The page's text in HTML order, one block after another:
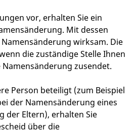
vor, erhalten Sie ein
Mit dessen
wirksam. Die
die zuständige Stelle Ihnen
zusendet.
Person beteiligt (zum Beispiel
der Namensänderung eines
der Eltern), erhalten Sie
über die